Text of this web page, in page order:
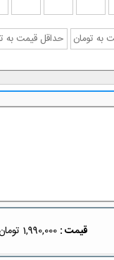
قیمت :